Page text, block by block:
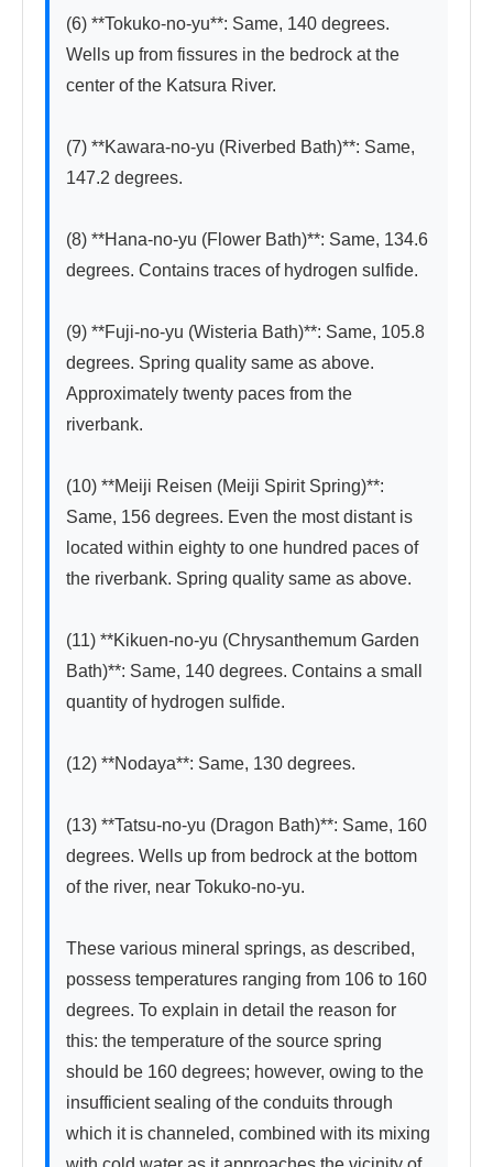
(6) **Tokuko-no-yu**: Same, 140 degrees.
Wells up from fissures in the bedrock at the
center of the Katsura River.
(7) **Kawara-no-yu (Riverbed Bath)**: Same,
147.2 degrees.
(8) **Hana-no-yu (Flower Bath)**: Same, 134.6
degrees. Contains traces of hydrogen sulfide.
(9) **Fuji-no-yu (Wisteria Bath)**: Same, 105.8
degrees. Spring quality same as above.
Approximately twenty paces from the
riverbank.
(10) **Meiji Reisen (Meiji Spirit Spring)**:
Same, 156 degrees. Even the most distant is
located within eighty to one hundred paces of
the riverbank. Spring quality same as above.
(11) **Kikuen-no-yu (Chrysanthemum Garden
Bath)**: Same, 140 degrees. Contains a small
quantity of hydrogen sulfide.
(12) **Nodaya**: Same, 130 degrees.
(13) **Tatsu-no-yu (Dragon Bath)**: Same, 160
degrees. Wells up from bedrock at the bottom
of the river, near Tokuko-no-yu.
These various mineral springs, as described,
possess temperatures ranging from 106 to 160
degrees. To explain in detail the reason for
this: the temperature of the source spring
should be 160 degrees; however, owing to the
insufficient sealing of the conduits through
which it is channeled, combined with its mixing